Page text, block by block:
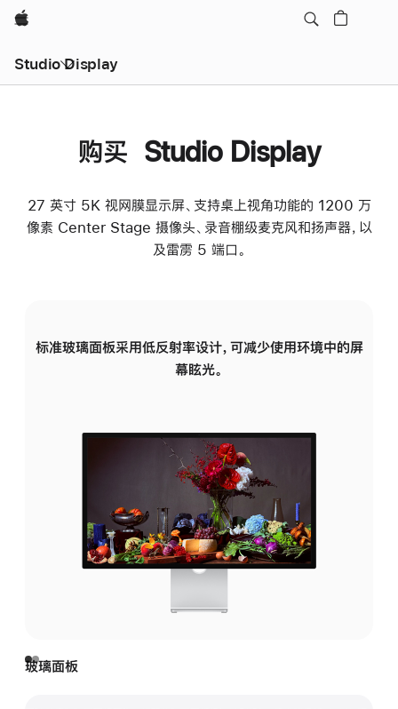
Apple
Studio Display
购买 Studio Display
27 英寸 5K 视网膜显示屏、支持桌上视角功能的 1200 万
像素 Center Stage 摄像头、录音棚级麦克风和扬声器，以
及雷雳 5 端口。
标准玻璃面板采用低反射率设计，可减少使用环境中的屏
幕眩光。
玻璃面板